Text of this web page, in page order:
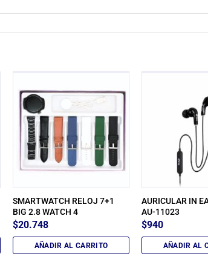
SMARTWATCH RELOJ 7+1
BIG 2.8 WATCH 4
$20.748
AÑADIR AL CARRITO
AURICULAR IN
AU-11023
$940
AÑADIR AL